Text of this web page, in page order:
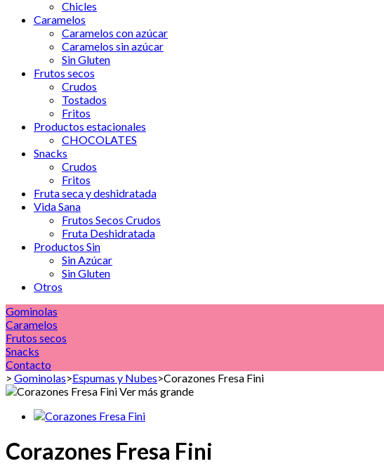
Chicles
Caramelos
Caramelos con azúcar
Caramelos sin azúcar
Sin Gluten
Frutos secos
Crudos
Tostados
Fritos
Productos estacionales
CHOCOLATES
Snacks
Crudos
Fritos
Fruta seca y deshidratada
Vida Sana
Frutos Secos Crudos
Fruta Deshidratada
Productos Sin
Sin Azúcar
Sin Gluten
Otros
Gominolas
Caramelos
Frutos secos
Snacks
Contacto
> Gominolas>Espumas y Nubes>Corazones Fresa Fini
Ver más grande
Corazones Fresa Fini